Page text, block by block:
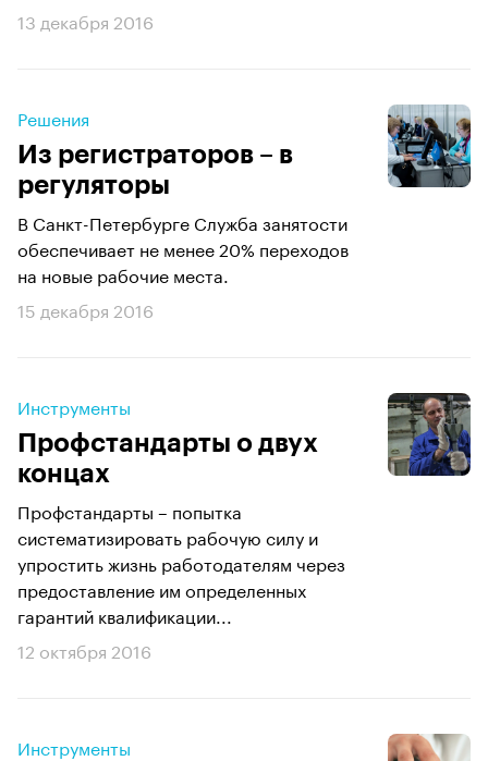
13 декабря 2016
Решения
Из регистраторов – в
регуляторы
В Санкт-Петербурге Cлужба занятости
обеспечивает не менее 20% переходов
на новые рабочие места.
15 декабря 2016
Инструменты
Профстандарты о двух
концах
Профстандарты – попытка
систематизировать рабочую силу и
упростить жизнь работодателям через
предоставление им определенных
гарантий квалификации...
12 октября 2016
Инструменты